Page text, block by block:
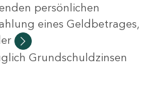
persönlichen
eines Geldbetrages,
Grundschuldzinsen